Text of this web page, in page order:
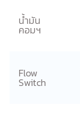
น้ำมัน
คอมฯ
Flow
Switch